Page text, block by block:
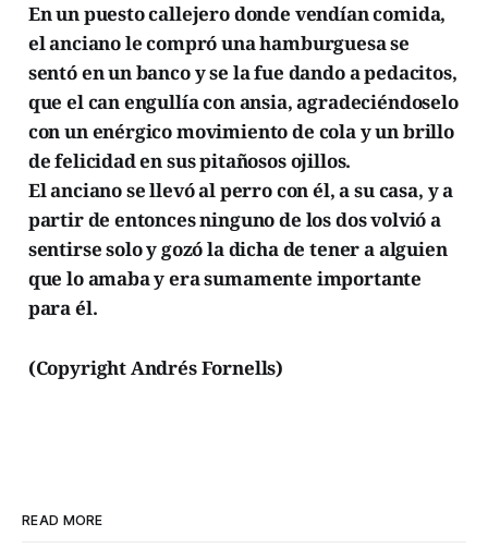
En un puesto callejero donde vendían comida,
el anciano le compró una hamburguesa se
sentó en un banco y se la fue dando a pedacitos,
que el can engullía con ansia, agradeciéndoselo
con un enérgico movimiento de cola y un brillo
de felicidad en sus pitañosos ojillos.
El anciano se llevó al perro con él, a su casa, y a
partir de entonces ninguno de los dos volvió a
sentirse solo y gozó la dicha de tener a alguien
que lo amaba y era sumamente importante
para él.
(Copyright Andrés Fornells)
READ MORE